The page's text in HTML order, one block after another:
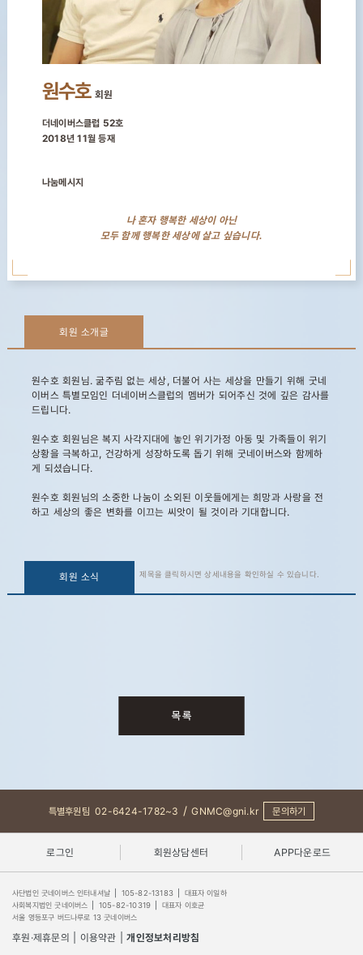
원수호 회원
더네이버스클럽 52호
2018년 11월 등재
나눔메시지
나 혼자 행복한 세상이 아닌
모두 함께 행복한 세상에 살고 싶습니다.
회원 소개글
원수호 회원님. 굶주림 없는 세상, 더불어 사는 세상을 만들기 위해 굿네
이버스 특별모임인 더네이버스클럽의 멤버가 되어주신 것에 깊은 감사를
드립니다.
원수호 회원님은 복지 사각지대에 놓인 위기가정 아동 및 가족들이 위기
상황을 극복하고, 건강하게 성장하도록 돕기 위해 굿네이버스와 함께하
게 되셨습니다.
원수호 회원님의 소중한 나눔이 소외된 이웃들에게는 희망과 사랑을 전
하고 세상의 좋은 변화를 이끄는 씨앗이 될 것이라 기대합니다.
회원 소식 제목을 클릭하시면 상세내용을 확인하실 수 있습니다.
특별후원팀 02-6424-1782~3 / GNMC@gni.kr 문의하기
로그인 회원상담센터 APP다운로드
사단법인 굿네이버스 인터내셔날 105-82-13183
대표자 이일하
사회복지법인 굿네이버스
105-82-10319
대표자 이호균
서울 영등포구 버드나루로 13 굿네이버스
후원·제휴문의 이용약관 개인정보처리방침